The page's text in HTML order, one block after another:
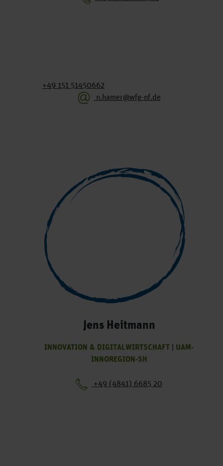
+49 151 51450662
n.hamer@wfg-nf.de
Jens Heitmann
INNOVATION & DIGITALWIRTSCHAFT | UAM-
INNOREGION-SH
+49 (4841) 6685 20